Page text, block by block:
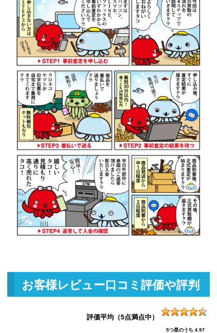
ダイワ 22 イグジスト LT 2500S-
DH ベイトリール 未使用
釣具買取クーポンg-
turi20260706（2026/07/31迄）
44,500円
2026/07/05
ダイワ 22 イグジスト SF 2500SS
ベイトリール 未使用
釣具買取クーポンg-
turi20260707 （2026/07/31迄）
42,000円
2026/07/05
ダイワ 22 イグジスト LT4000-XH
ベイトリール 未使用
釣具買取クーポン
turi20260708（2026/07/31迄）
38,500円
2026/07/05
ダイワ 22 イグジスト LT 2000S-P
ベイトリール 未使用
釣具買取クーポンg-
turi20260709
（2026/07/31迄）
36,000円
2026/07/05
ダイワ 15 イグジスト 2506PE-DH
ベイトリール 未使用
釣具買取クーポンg-
turi20260710（2026/07/31迄）
29,500円
2026/07/05
釣具買取クーポンg-
turi20260601（2026/06/30迄）
ダイワ 銀影競技 スペシャル Ｔ90
g-
90,000円
2026/06/06
お客様レビュー口コミ評価や評判
評価平均（5点満点中）
5つ星のうち 4.97